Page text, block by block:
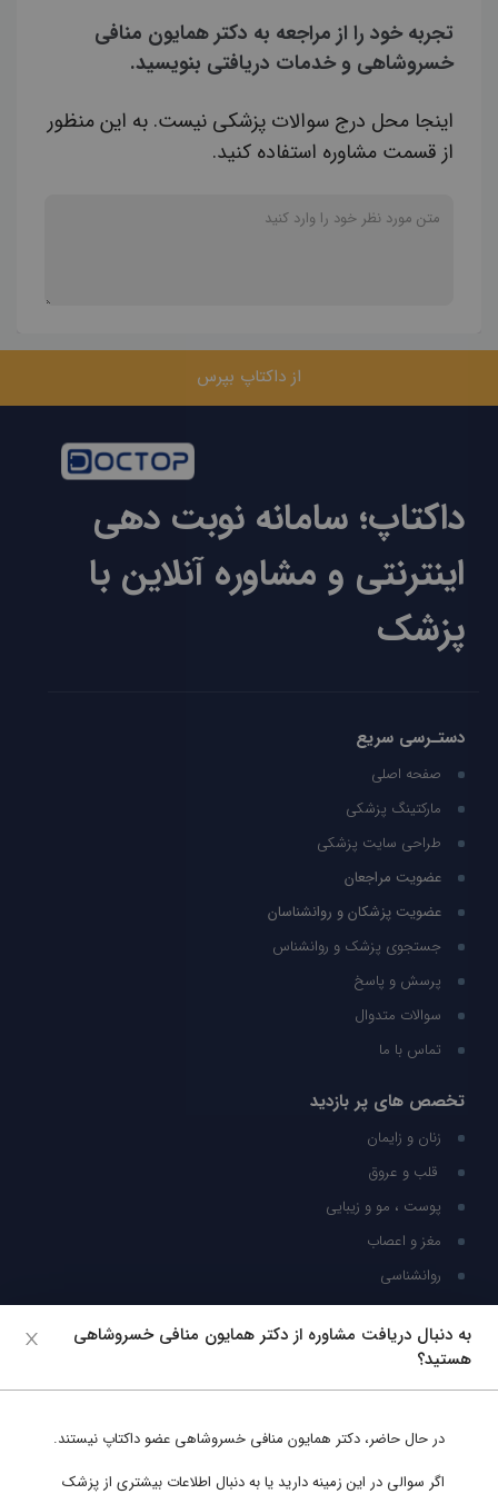
تجربه خود را از مراجعه به دکتر همایون منافی
خسروشاهی و خدمات دریافتی بنویسید.
اینجا محل درج سوالات پزشکی نیست. به این منظور
از قسمت مشاوره استفاده کنید.
از داکتاپ بپرس
داکتاپ؛ سامانه نوبت دهی
اینترنتی و مشاوره آنلاین با
پزشک
دستـرسی سریع
صفحه اصلی
مارکتینگ پزشکی
طراحی سایت پزشکی
عضویت مراجعان
عضویت پزشکان و روانشناسان
جستجوی پزشک و روانشناس
پرسش و پاسخ
سوالات متدوال
تماس با ما
تخصص های پر بازدید
زنان و زایمان
قلب و عروق
پوست ، مو و زیبایی
مغز و اعصاب
روانشناسی
شبکه های اجتماعی
ما را در شبکه های اجتماعی دنبال کنید
به دنبال دریافت مشاوره از دکتر همایون منافی خسروشاهی
هستید؟
در حال حاضر، دکتر همایون منافی خسروشاهی عضو داکتاپ نیستند.
اگر سوالی در این زمینه دارید یا به دنبال اطلاعات بیشتری از پزشک